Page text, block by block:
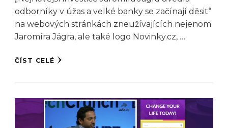
odborníky v úžas a velké banky se začínají děsit“
na webových stránkách zneužívajících nejenom
Jaromíra Jágra, ale také logo Novinky.cz, …
ČÍST CELÉ